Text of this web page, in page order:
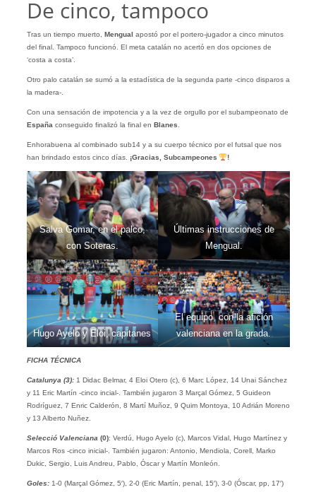
De cinco, tampoco
Tras un tiempo muerto, Mengual apostó por el portero-jugador a cinco minutos
del final. Tampoco funcionó. El meta catalán no acertó en dos opciones de
‘costa a costa’.
Otro palo catalán se sumó a la estadística de la segunda parte -cinco disparos a
la madera-.
Con una sensación de impotencia y a la vez de orgullo por el subampeonato de
España conseguido finalizó la final en Blanes
Enhorabuena al combinado sub14 y a su cuerpo técnico por el futsal que nos
han brindado estos cinco días.
¡Gracias, Subcampeones !
Salva Gomar, en el palco,
con Soteras.
Últimas instrucciones de
Mengual.
Hugo Ayelo y Eloi, capitanes
El equipo, con la afición
valenciana en la grada.
FICHA TÉCNICA
Catalunya (3):1 Didac Belmar, 4 Eloi Otero (c), 6 Marc López, 14 Unai Sánchez
y 11 Eric Martín -cinco incial-. También jugaron 3 Marçal Gómez, 5 Guideon
Rodríguez, 7 Enric Calderón, 8 Martí Muñoz, 9 Quim Montoya, 10 Adrián Moreno
y 13 Alberto Nuñez.
Selecció Valenciana (0): Verdú, Hugo Ayelo (c), Marcos Vidal, Hugo Martínez y
Marcos Ros -cinco inicial-. También jugaron: Antonio, Mendiola, Corell, Marko
Dukic, Sergio, Luis Andreu, Pablo, Óscar y Martín Monleón.
Goles:1-0 (Marçal Gómez, 5′), 2-0 (Eric Martín, penal, 15′), 3-0 (Óscar, pp, 17′)